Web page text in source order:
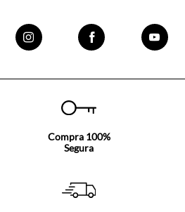
Compra 100%
Segura